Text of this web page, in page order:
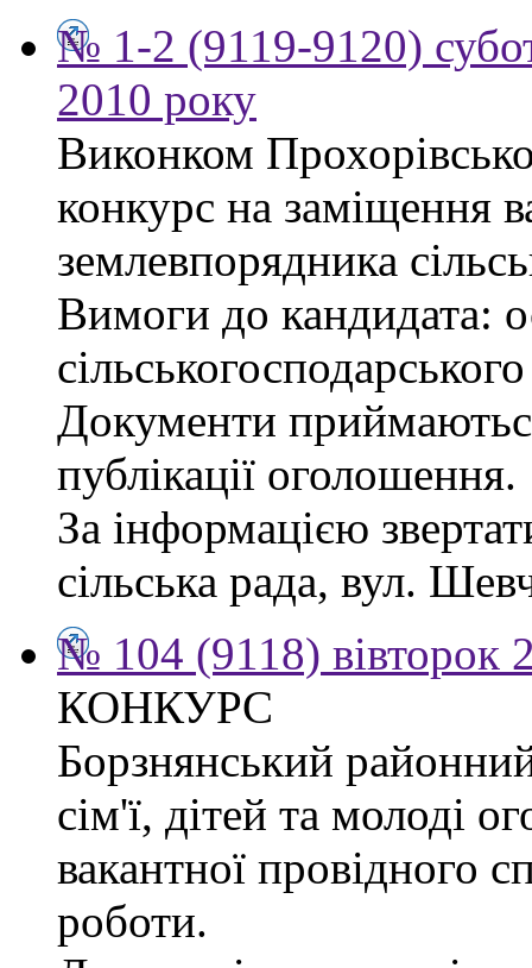
№ 1-2 (9119-9120)
2010 року
Виконком
конкурс на заміщення
землевпорядника
Вимоги до кандидата:
Документи
публікації оголошення.
За інформацією
сільська рада, вул.
№ 104 (9118) вівторок
КОНКУРС
Борзнянський
сім'ї, дітей та молоді
вакантної провідного
роботи.